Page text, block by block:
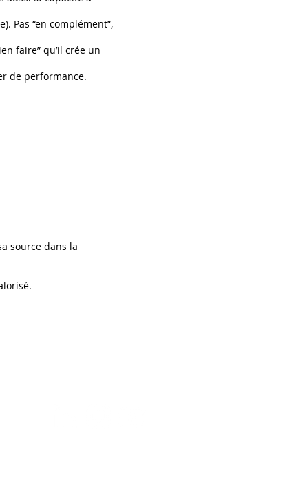
Pas “en complément”,
faire” qu’il crée un
de performance.
source dans la